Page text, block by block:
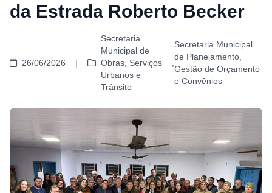
da Estrada Roberto Becker
26/06/2026 |
Secretaria
Municipal de
Obras, Serviços
Urbanos e
Trânsito
Secretaria Municipal
de Planejamento,
Gestão de Orçamento
e Convênios